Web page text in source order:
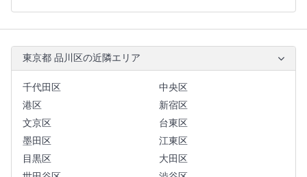
東京都 品川区の近隣エリア
千代田区
中央区
港区
新宿区
文京区
台東区
墨田区
江東区
目黒区
大田区